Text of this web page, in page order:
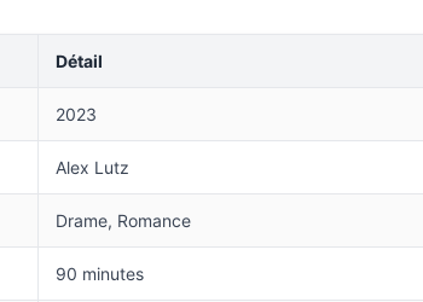
Détail
2023
Alex Lutz
Drame, Romance
90 minutes